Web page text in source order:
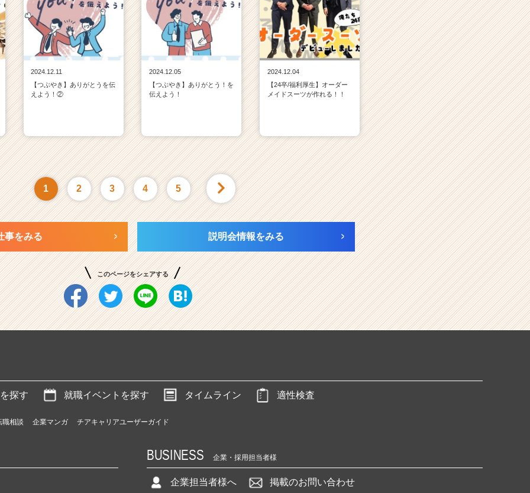
2024.12.11
【つぶやき】ありがとうを伝
えよう！②
2024.12.05
【つぶやき】ありがとう！を
伝えよう！
2024.12.04
【24卒/福利厚生】オーダー
メイドスーツが作れる！！
1 2 3 4 5
事をみる 説明会情報をみる
このページをシェアする
探す 就職イベントを探す タイムライン 適性検査
職相談 企業マンガ チアキャリアユーザーガイド
BUSINESS 企業・採用担当者様
企業担当者様へ 掲載のお問い合わせ